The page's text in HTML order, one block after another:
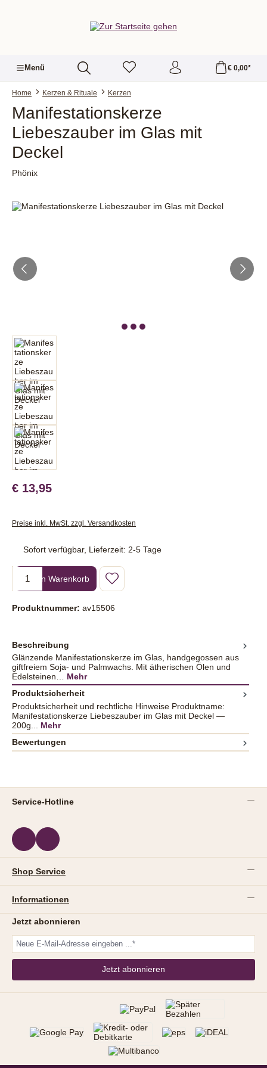
Menü € 0,00*
Home Kerzen & Rituale Kerzen
Manifestationskerze
Liebeszauber im Glas mit
Deckel
Phönix
Bildergalerie überspringen
€ 13,95
Preise inkl. MwSt. zzgl. Versandkosten
Sofort verfügbar, Lieferzeit: 2-5 Tage
Produkt Anzahl: Gib den gewünschten Wert ein oder benutze die
In den Warenkorb
Produktnummer: av15506
Beschreibung
Glänzende Manifestationskerze im Glas, handgegossen aus
giftfreiem Soja- und Palmwachs. Mit ätherischen Ölen und
Edelsteinen… Mehr
Produktsicherheit
Produktsicherheit und rechtliche Hinweise Produktname:
Manifestationskerze Liebeszauber im Glas mit Deckel —
200g... Mehr
Bewertungen
Service-Hotline
Shop Service
Informationen
Jetzt abonnieren
Jetzt abonnieren